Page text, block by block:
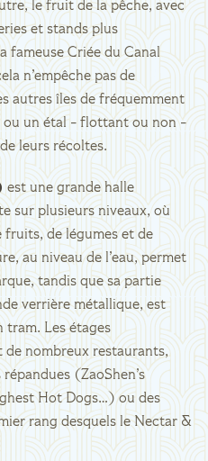
le fruit de la pêche, avec
et stands plus
fameuse Criée du Canal
n’empêche pas de
autres îles de fréquemment
ou un étal - flottant ou non -
leurs récoltes.
est une grande halle
sur plusieurs niveaux, où
fruits, de légumes et de
au niveau de l’eau, permet
tandis que sa partie
verrière métallique, est
tram. Les étages
nombreux restaurants,
(ZaoShen’s
Hot Dogs…) ou des
rang desquels le Nectar &